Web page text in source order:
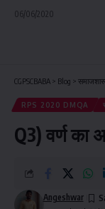
06/06/2020
CGPSCBABA > Blog >
RPS 2020 DMQA
Q3) वर्ण का
Angeshwar